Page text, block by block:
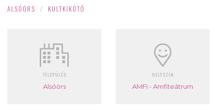
ALSÓÖRS / KULTKIKÖTŐ
TELEPÜLÉS
Alsóörs
HELYSZÍN
AMFI - Amfiteátrum